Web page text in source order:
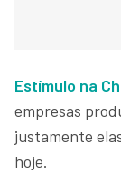
Estímulo na
empresas
justamente
hoje.